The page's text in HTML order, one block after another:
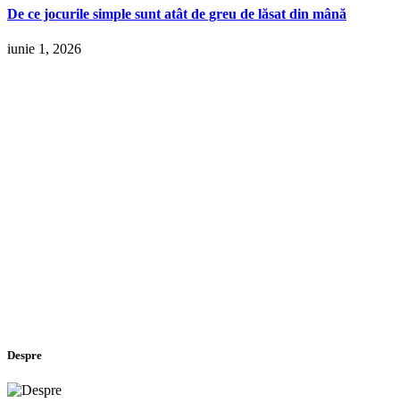
De ce jocurile simple sunt atât de greu de lăsat din mână
iunie 1, 2026
Despre